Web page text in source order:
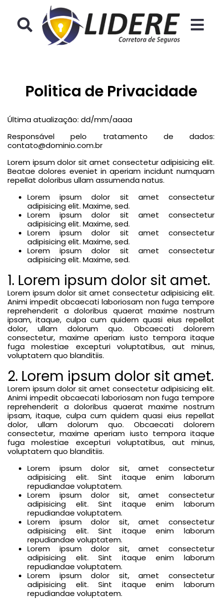
Ícone de pesquisa
Politica de Privacidade
Última atualização: dd/mm/aaaa
Responsável pelo tratamento de dados:
contato@dominio.com.br
Lorem ipsum dolor sit amet consectetur adipisicing elit.
Beatae dolores eveniet in aperiam incidunt numquam
repellat doloribus ullam assumenda natus.
Lorem ipsum dolor sit amet consectetur
adipisicing elit. Maxime, sed.
Lorem ipsum dolor sit amet consectetur
adipisicing elit. Maxime, sed.
Lorem ipsum dolor sit amet consectetur
adipisicing elit. Maxime, sed.
Lorem ipsum dolor sit amet consectetur
adipisicing elit. Maxime, sed.
1. Lorem ipsum dolor sit amet.
Lorem ipsum dolor sit amet consectetur adipisicing elit.
Animi impedit obcaecati laboriosam non fuga tempore
reprehenderit a doloribus quaerat maxime nostrum
ipsam, itaque, culpa cum quidem quasi eius repellat
dolor, ullam dolorum quo. Obcaecati dolorem
consectetur, maxime aperiam iusto tempora itaque
fuga molestiae excepturi voluptatibus, aut minus,
voluptatem quo blanditiis.
2. Lorem ipsum dolor sit amet.
Lorem ipsum dolor sit amet consectetur adipisicing elit.
Animi impedit obcaecati laboriosam non fuga tempore
reprehenderit a doloribus quaerat maxime nostrum
ipsam, itaque, culpa cum quidem quasi eius repellat
dolor, ullam dolorum quo. Obcaecati dolorem
consectetur, maxime aperiam iusto tempora itaque
fuga molestiae excepturi voluptatibus, aut minus,
voluptatem quo blanditiis.
Lorem ipsum dolor sit, amet consectetur
adipisicing elit. Sint itaque enim laborum
repudiandae voluptatem.
Lorem ipsum dolor sit, amet consectetur
adipisicing elit. Sint itaque enim laborum
repudiandae voluptatem.
Lorem ipsum dolor sit, amet consectetur
adipisicing elit. Sint itaque enim laborum
repudiandae voluptatem.
Lorem ipsum dolor sit, amet consectetur
adipisicing elit. Sint itaque enim laborum
repudiandae voluptatem.
Lorem ipsum dolor sit, amet consectetur
adipisicing elit. Sint itaque enim laborum
repudiandae voluptatem.